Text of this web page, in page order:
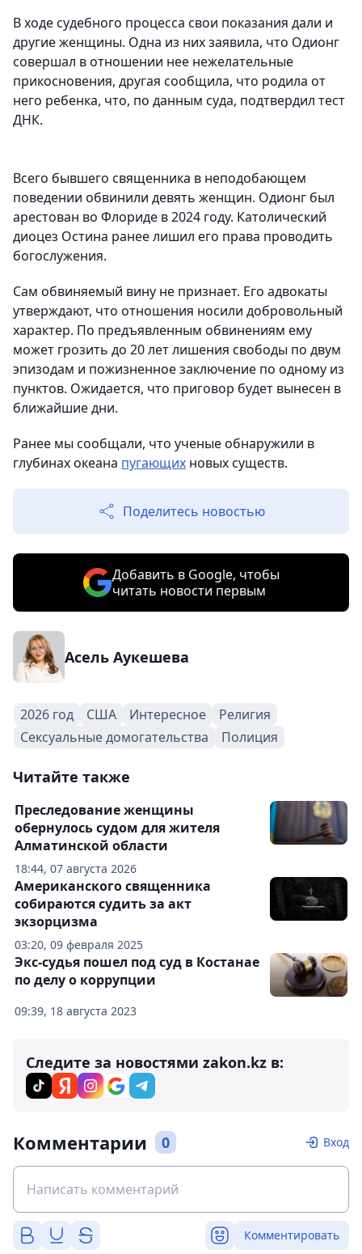
В ходе судебного процесса свои показания дали и
другие женщины. Одна из них заявила, что Одионг
совершал в отношении нее нежелательные
прикосновения, другая сообщила, что родила от
него ребенка, что, по данным суда, подтвердил тест
ДНК.
Всего бывшего священника в неподобающем
поведении обвинили девять женщин. Одионг был
арестован во Флориде в 2024 году. Католический
диоцез Остина ранее лишил его права проводить
богослужения.
Сам обвиняемый вину не признает. Его адвокаты
утверждают, что отношения носили добровольный
характер. По предъявленным обвинениям ему
может грозить до 20 лет лишения свободы по двум
эпизодам и пожизненное заключение по одному из
пунктов. Ожидается, что приговор будет вынесен в
ближайшие дни.
Ранее мы сообщали, что ученые обнаружили в
глубинах океана пугающих новых существ.
Поделитесь новостью
Добавить в Google, чтобы
читать новости первым
Асель Аукешева
2026 год США Интересное
Религия
Сексуальные домогательства
Полиция
Читайте также
18:44, 07 августа 2026
Преследование женщины
обернулось судом для жителя
Алматинской области
03:20, 09 февраля 2025
Американского священника
собираются судить за акт
экзорцизма
09:39, 18 августа 2023
Экс-судья пошел под суд в Костанае
по делу о коррупции
Следите за новостями zakon.kz в:
Комментарии 0 Вход
Комментировать